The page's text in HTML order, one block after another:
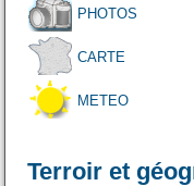
PHOTOS
CARTE
METEO
Terroir et